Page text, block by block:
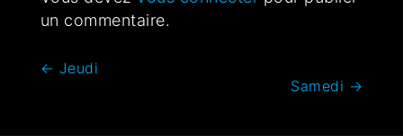
un commentaire.
← Jeudi
Samedi →